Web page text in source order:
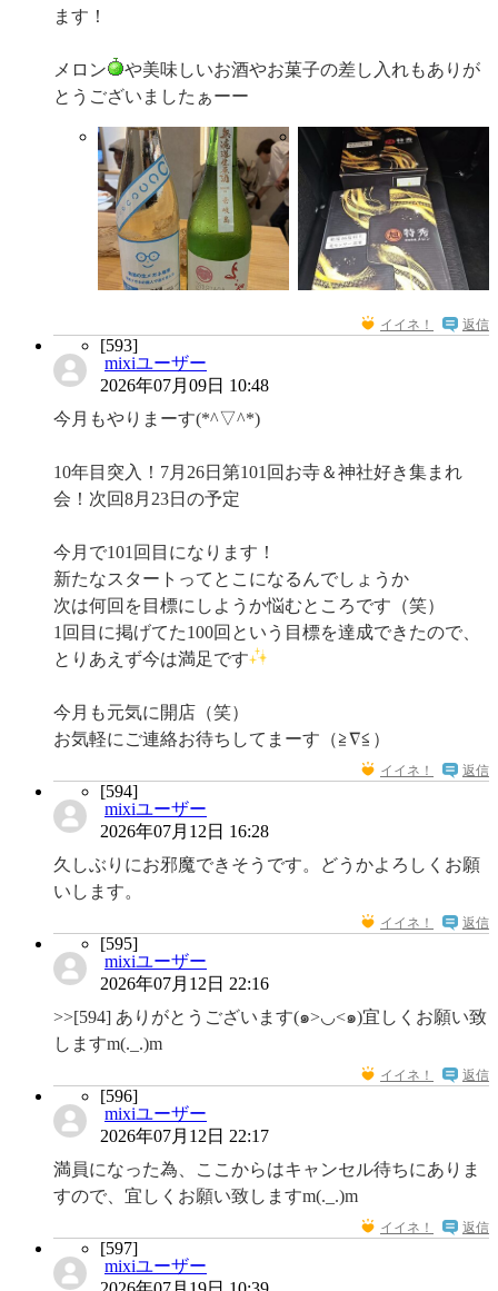
ます！
メロン
や美味しいお酒やお菓子の差し入れもありが
とうございましたぁーー
イイネ！ 返信
[593]
mixiユーザー
2026年07月09日 10:48
今月もやりまーす(*^▽^*)
10年目突入！7月26日第101回お寺＆神社好き集まれ
会！次回8月23日の予定
今月で101回目になります！
新たなスタートってとこになるんでしょうか
次は何回を目標にしようか悩むところです（笑）
1回目に掲げてた100回という目標を達成できたので、
とりあえず今は満足です
今月も元気に開店（笑）
お気軽にご連絡お待ちしてまーす（≧∇≦）
イイネ！ 返信
[594]
mixiユーザー
2026年07月12日 16:28
久しぶりにお邪魔できそうです。どうかよろしくお願
いします。
イイネ！ 返信
[595]
mixiユーザー
2026年07月12日 22:16
>>[594] ありがとうございます(๑>◡<๑)宜しくお願い致
しますm(._.)m
イイネ！ 返信
[596]
mixiユーザー
2026年07月12日 22:17
満員になった為、ここからはキャンセル待ちにありま
すので、宜しくお願い致しますm(._.)m
イイネ！ 返信
[597]
mixiユーザー